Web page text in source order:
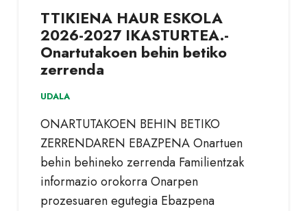
TTIKIENA HAUR ESKOLA
2026-2027 IKASTURTEA.-
Onartutakoen behin betiko
zerrenda
UDALA
ONARTUTAKOEN BEHIN BETIKO
ZERRENDAREN EBAZPENA Onartuen
behin behineko zerrenda Familientzak
informazio orokorra Onarpen
prozesuaren egutegia Ebazpena